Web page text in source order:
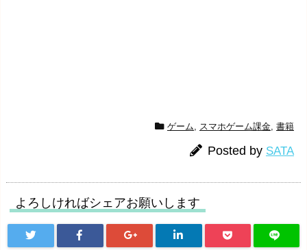
ゲーム スマホゲーム課金 書籍
Posted by SATA
よろしければシェアお願いします